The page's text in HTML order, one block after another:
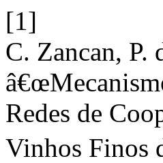
[1]
C. Zancan, P.
Redes de
Vinhos Finos